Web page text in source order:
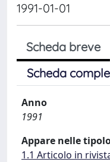
1991-01-01
Scheda breve
Scheda
Anno
1991
Appare nelle
1.1 Articolo in